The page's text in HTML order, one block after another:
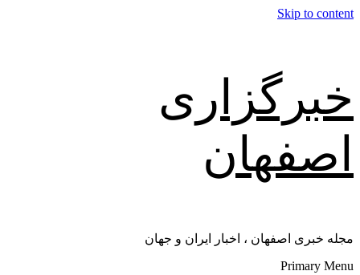
Skip to content
خبرگزاری
اصفهان
مجله خبری اصفهان ، اخبار ایران و جهان
Primary Menu